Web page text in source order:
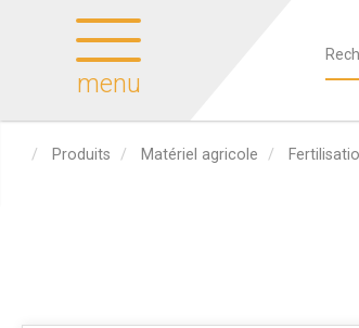
menu
Produits Matériel agricole